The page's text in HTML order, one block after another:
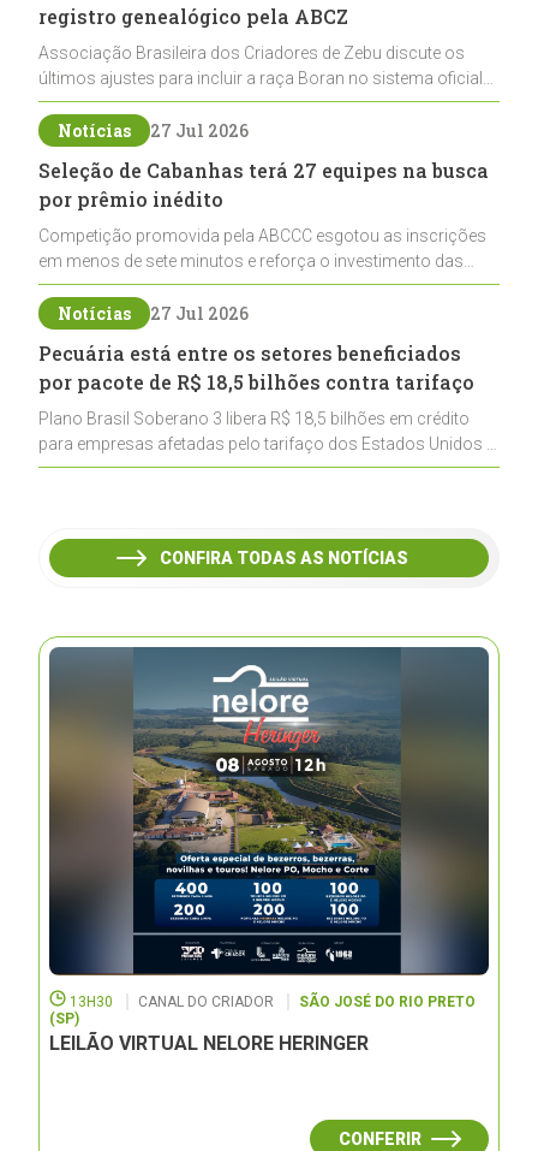
registro genealógico pela ABCZ
Associação Brasileira dos Criadores de Zebu discute os
últimos ajustes para incluir a raça Boran no sistema oficial
de registros, abrindo caminho para sua expansão na
pecuária nacional
Notícias 27 Jul 2026
Seleção de Cabanhas terá 27 equipes na busca
por prêmio inédito
Competição promovida pela ABCCC esgotou as inscrições
em menos de sete minutos e reforça o investimento das
cabanhas na seleção genética de Cavalos Crioulos voltados
ao laço
Notícias 27 Jul 2026
Pecuária está entre os setores beneficiados
por pacote de R$ 18,5 bilhões contra tarifaço
Plano Brasil Soberano 3 libera R$ 18,5 bilhões em crédito
para empresas afetadas pelo tarifaço dos Estados Unidos e
inclui a pecuária entre os setores estratégicos
CONFIRA TODAS AS NOTÍCIAS
13H30 CANAL DO CRIADOR
SÃO JOSÉ DO RIO PRETO
(SP)
LEILÃO VIRTUAL NELORE HERINGER
CONFERIR